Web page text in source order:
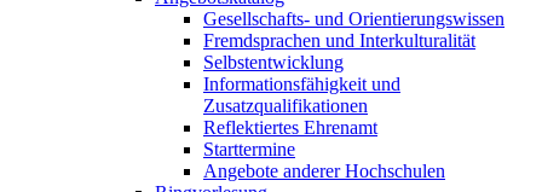
Gesellschafts- und Orientierungswissen
Fremdsprachen und Interkulturalität
Selbstentwicklung
Informationsfähigkeit und
Zusatzqualifikationen
Reflektiertes Ehrenamt
Starttermine
Angebote anderer Hochschulen